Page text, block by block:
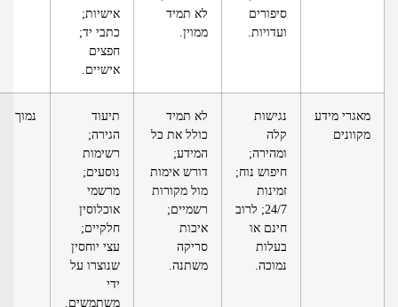
סיפורים
ועדויות.
לא תמיד
אישיות;
כתבי יד;
אישיים.
מידע
נגישות
ומהירה;
חיפוש נוח;
24/7; לרוב
חינם או
לא תמיד
כולל את כל
המידע;
דורש אימות
מול מקורות
רשמיים;
משתנה.
רשימות
נוסעים;
מרשמי
אוכלוסין
חלקיים;
עצי יוחסין
שנוצרו על
משתמשים.